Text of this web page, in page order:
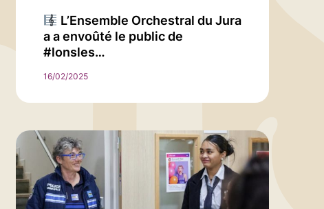
L’Ensemble Orchestral du Jura
a a envoûté le public de
#lonsles…
16/02/2025